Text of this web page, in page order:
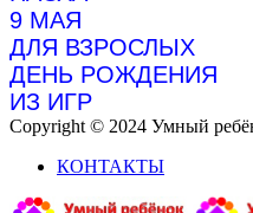
9 МАЯ
ДЛЯ ВЗРОСЛЫХ
ДЕНЬ РОЖДЕНИЯ
ИЗ ИГР
Copyright © 2024 Умный
КОНТАКТЫ